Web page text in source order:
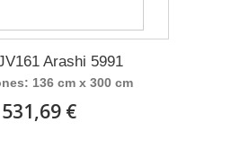
Arashi 5991
136 cm x 300 cm
531,69 €